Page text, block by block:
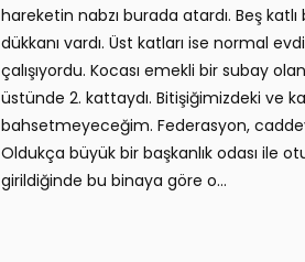
hareketin nabzı burada atardı. Beş
dükkanı vardı. Üst katları ise normal
çalışıyordu. Kocası emekli bir subay
üstünde 2. kattaydı. Bitişiğimizdeki ve
bahsetmeyeceğim. Federasyon,
Oldukça büyük bir başkanlık odası ile
girildiğinde bu binaya göre o...